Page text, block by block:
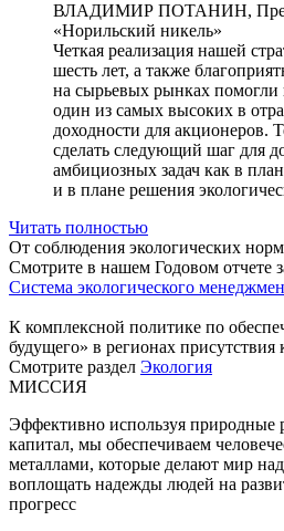
ВЛАДИМИР ПОТАНИН,
«Норильский никель»
Четкая реализация нашей
шесть лет, а также
на сырьевых рынках помогли
один из самых высоких в
доходности для акционеров.
сделать следующий шаг для
амбициозных задач как в
и в плане решения
Читать полностью
От соблюдения экологических норм
Смотрите в нашем Годовом отчете
Система экологического
К комплексной политике по
будущего» в регионах присутствия
Смотрите раздел Экология
МИССИЯ
Эффективно используя природные
капитал, мы обеспечиваем
металлами, которые делают мир
воплощать надежды людей на
прогресс